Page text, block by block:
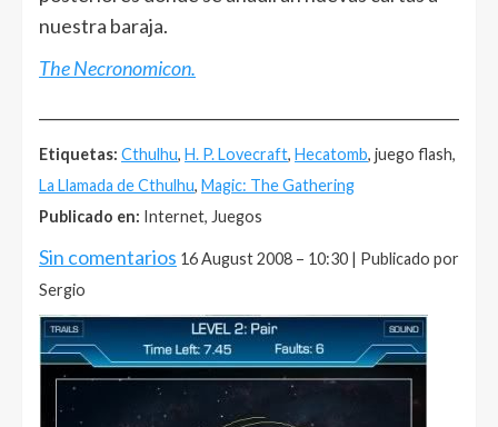
nuestra baraja.
The Necronomicon.
Etiquetas: Cthulhu, H. P. Lovecraft, Hecatomb, juego flash,
La Llamada de Cthulhu, Magic: The Gathering
Publicado en: Internet, Juegos
Sin comentarios 16 August 2008 – 10:30 | Publicado por
Sergio